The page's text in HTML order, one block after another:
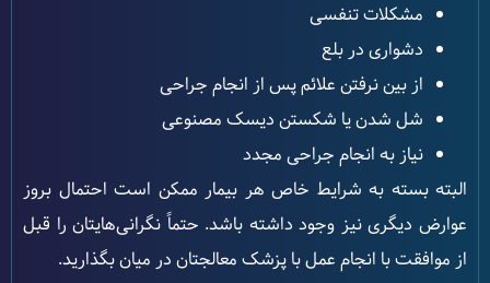
مشکلات تنفسی
دشواری در بلع
از بین نرفتن علائم پس از انجام جراحی
شل شدن یا شکستن دیسک مصنوعی
نیاز به انجام جراحی مجدد
البته بسته به شرایط خاص هر بیمار ممکن است احتمال بروز
عوارض دیگری نیز وجود داشته باشد. حتماً نگرانی‌هایتان را قبل
از موافقت با انجام عمل با پزشک معالجتان در میان بگذارید.